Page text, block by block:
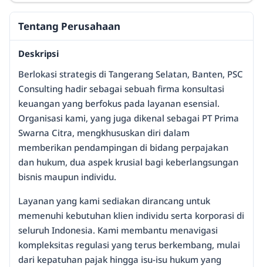
Tentang Perusahaan
Deskripsi
Berlokasi strategis di Tangerang Selatan, Banten, PSC
Consulting hadir sebagai sebuah firma konsultasi
keuangan yang berfokus pada layanan esensial.
Organisasi kami, yang juga dikenal sebagai PT Prima
Swarna Citra, mengkhususkan diri dalam
memberikan pendampingan di bidang perpajakan
dan hukum, dua aspek krusial bagi keberlangsungan
bisnis maupun individu.
Layanan yang kami sediakan dirancang untuk
memenuhi kebutuhan klien individu serta korporasi di
seluruh Indonesia. Kami membantu menavigasi
kompleksitas regulasi yang terus berkembang, mulai
dari kepatuhan pajak hingga isu-isu hukum yang